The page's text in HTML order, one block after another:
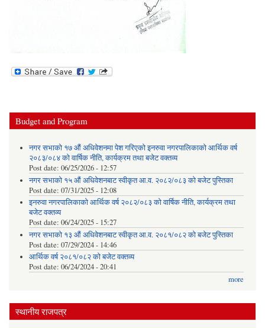
Budget and Program
नगर सभाको १७ औं अधिवेशनमा पेश गरिएको इनरुवा नगरपालिकाको आर्थिक वर्ष
२०८३/०८४ को वार्षिक नीति, कार्यक्रम तथा बजेट वक्तव्य
Post date: 06/25/2026 - 12:57
नगर सभाको १५ औं अधिवेशनबाट स्वीकृत आ.व. २०८२/०८३ को बजेट पुस्तिका
Post date: 07/31/2025 - 12:08
इनरुवा नगरपालिकाको आर्थिक वर्ष २०८२/०८३ को वार्षिक नीति, कार्यक्रम तथा
बजेट वक्तव्य
Post date: 06/24/2025 - 15:27
नगर सभाको १३ औं अधिवेशनबाट स्वीकृत आ.व. २०८१/०८२ को बजेट पुस्तिका
Post date: 07/29/2024 - 14:46
आर्थिक वर्ष २०८१/०८२ को बजेट वक्तव्य
Post date: 06/24/2024 - 20:41
more
स्थानीय राजपत्र